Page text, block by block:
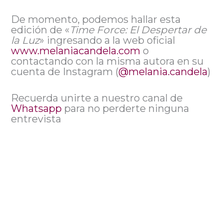
De momento, podemos hallar esta
edición de «Time Force: El Despertar de
la Luz» ingresando a la web oficial
www.melaniacandela.com o
contactando con la misma autora en su
cuenta de Instagram (@melania.candela)
Recuerda unirte a nuestro canal de
Whatsapp para no perderte ninguna
entrevista